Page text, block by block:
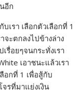
อีก
เรา เลือกตัวเลือกที่ 1
จะตกลงไปข้างล่าง
รื่อยๆจนกระทั่งเรา
เอาชนะแล้วเรา
อกที่ 1 เพื่อสู้กับ
รที่มาแย่งเงิน